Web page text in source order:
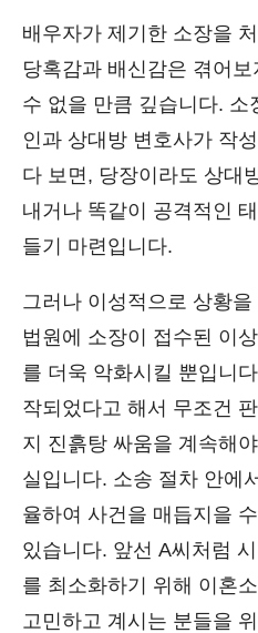
배우자가 제기한 소장을
당혹감과 배신감은 겪어
수 없을 만큼 깊습니다. 소
인과 상대방 변호사가 작
다 보면, 당장이라도 상대
내거나 똑같이 공격적인
들기 마련입니다.
그러나 이성적으로 상황을
법원에 소장이 접수된 이
를 더욱 악화시킬 뿐입니
작되었다고 해서 무조건
지 진흙탕 싸움을 계속해
실입니다. 소송 절차 안에
율하여 사건을 매듭지을
있습니다. 앞선 A씨처럼
를 최소화하기 위해 이혼
고민하고 계시는 분들을